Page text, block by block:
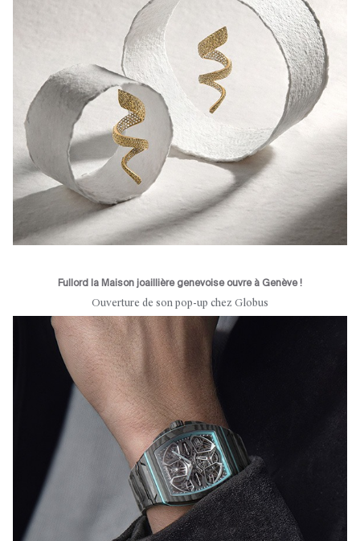
Fullord la Maison joaillière genevoise ouvre à Genève !
Ouverture de son pop-up chez Globus